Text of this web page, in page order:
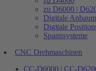
zu D6000 |
Digitale
Digitale
Spannsysteme
CNC Drehmaschinen
CC-D6000 | CC-